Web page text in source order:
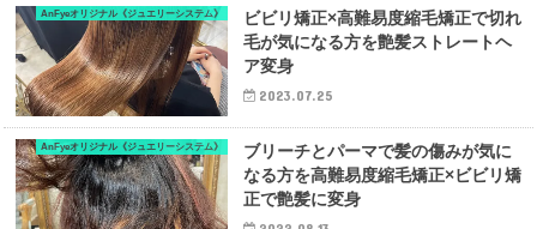
AnFyeオリジナル《ジュエリーシステム》
ビビリ矯正×高難易度縮毛矯正で切れ
毛が気になる方を艶髪ストレートヘ
ア変身
2023.07.25
AnFyeオリジナル《ジュエリーシステム》
ブリーチとパーマで髪の傷みが気に
なる方を高難易度縮毛矯正×ビビリ矯
正で艶髪に変身